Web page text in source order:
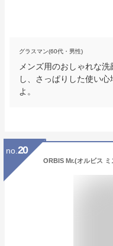
グラスマン(60代・男性)
メンズ用のおしゃれな
し、さっぱりした使い
よ。
no. 20